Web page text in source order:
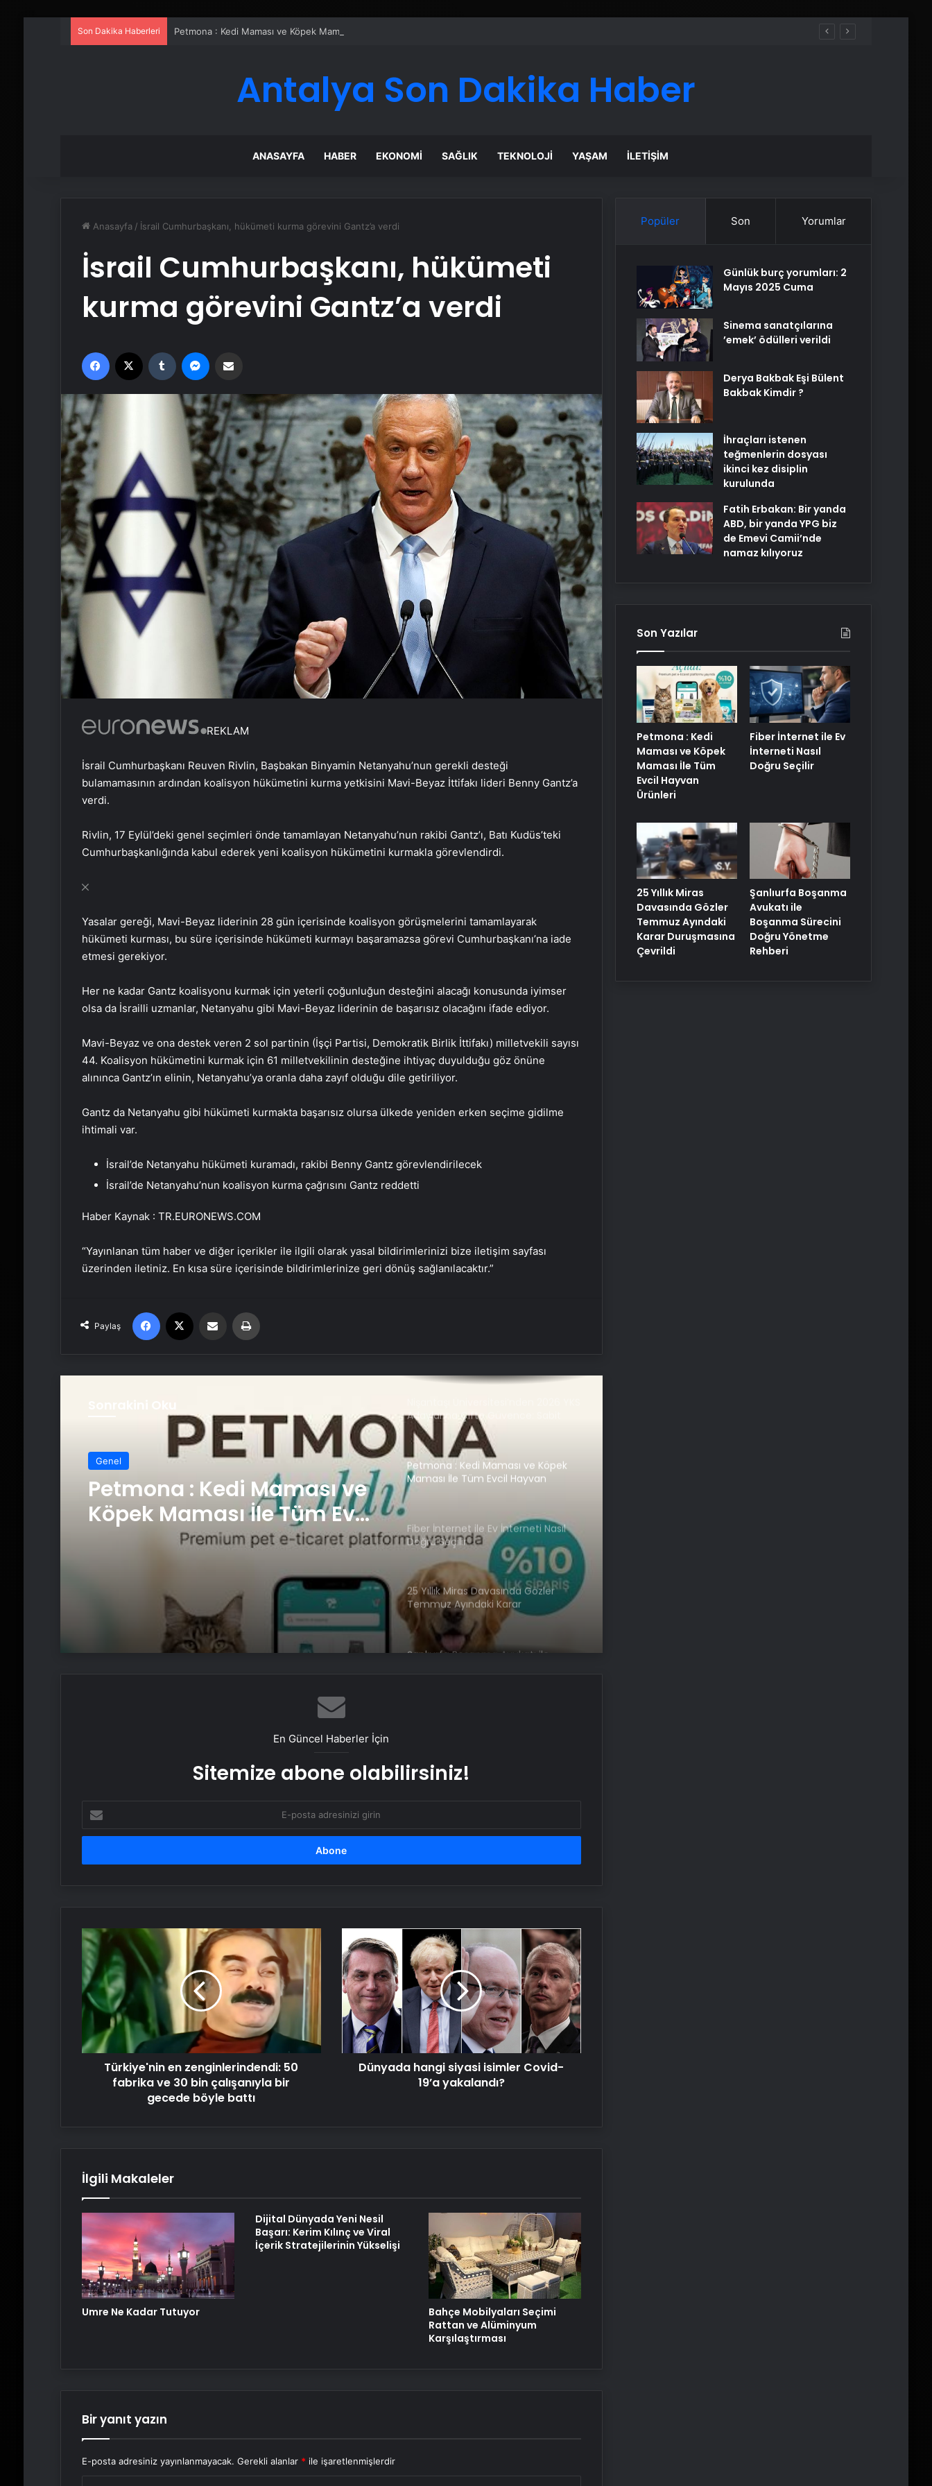
Son Dakika Haberleri Petmona : Kedi Maması ve Köpek Maması İle Tüm Evcil Hayvan Ürünleri
Antalya Son Dakika Haber
ANASAYFA HABER EKONOMI SAĞLIK TEKNOLOJI YAŞAM İLETIŞIM
Anasayfa / İsrail Cumhurbaşkanı, hükümeti kurma görevini Gantz’a verdi
İsrail Cumhurbaşkanı, hükümeti
kurma görevini Gantz’a verdi
Facebook Tumblr
REKLAM
İsrail Cumhurbaşkanı Reuven Rivlin, Başbakan Binyamin Netanyahu’nun gerekli desteği
bulamamasının ardından koalisyon hükümetini kurma yetkisini Mavi-Beyaz İttifakı lideri Benny Gantz’a
verdi.
Rivlin, 17 Eylül’deki genel seçimleri önde tamamlayan Netanyahu’nun rakibi Gantz’ı, Batı Kudüs’teki
Cumhurbaşkanlığında kabul ederek yeni koalisyon hükümetini kurmakla görevlendirdi.
Yasalar gereği, Mavi-Beyaz liderinin 28 gün içerisinde koalisyon görüşmelerini tamamlayarak
hükümeti kurması, bu süre içerisinde hükümeti kurmayı başaramazsa görevi Cumhurbaşkanı’na iade
etmesi gerekiyor.
Her ne kadar Gantz koalisyonu kurmak için yeterli çoğunluğun desteğini alacağı konusunda iyimser
olsa da İsrailli uzmanlar, Netanyahu gibi Mavi-Beyaz liderinin de başarısız olacağını ifade ediyor.
Mavi-Beyaz ve ona destek veren 2 sol partinin (İşçi Partisi, Demokratik Birlik İttifakı) milletvekili sayısı
44. Koalisyon hükümetini kurmak için 61 milletvekilinin desteğine ihtiyaç duyulduğu göz önüne
alınınca Gantz’ın elinin, Netanyahu’ya oranla daha zayıf olduğu dile getiriliyor.
Gantz da Netanyahu gibi hükümeti kurmakta başarısız olursa ülkede yeniden erken seçime gidilme
ihtimali var.
İsrail’de Netanyahu hükümeti kuramadı, rakibi Benny Gantz görevlendirilecek
İsrail’de Netanyahu’nun koalisyon kurma çağrısını Gantz reddetti
Haber Kaynak : TR.EURONEWS.COM
“Yayınlanan tüm haber ve diğer içerikler ile ilgili olarak yasal bildirimlerinizi bize iletişim sayfası
üzerinden iletiniz. En kısa süre içerisinde bildirimlerinize geri dönüş sağlanılacaktır.”
Paylaş
Facebook Email'den paylaş
Genel
Fiber İnternet ile Ev İnterneti
Nasıl Doğru Seçilir
İklimlendirmeli Güvenli Saklama
Ortopodoloji İle Diyabetik Ayak
Nasılnedir.com
UETDS Nedir ? Uetds.com İle Akıllı
Maması İle Tüm Evcil Hayvan
Ürünleri
Fiber İnternet ile Ev İnterneti Nasıl
Doğru Seçilir
25 Yıllık Miras Davasında Gözler
Temmuz Ayındaki Karar
Duruşmasına Çevrildi
Şanlıurfa Boşanma Avukatı ile
Boşanma Sürecini Doğru Yönetme
Rehberi
Eşya Depolama Rehberi
Zihnin Gizemli Sınırları ve Ötesi :
Tasarım Ajansı
Nişantaşı Üniversitesi’nden 2026 YKS
Adaylarına Çifte Güvence: Sabit
Ücret ve Kesintisiz Burs
Petmona : Kedi Maması ve Köpek
Maması İle Tüm Evcil Hayvan
Ürünleri
Fiber İnternet ile Ev İnterneti Nasıl
Şanlıurfa Boşanma Avukatı ile
Boşanma Sürecini Doğru Yönetme
Rehberi
En Güncel Haberler İçin
Sitemize abone olabilirsiniz!
posta
adresinizi
Türkiye'nin
en
zenginlerindendi:
50
fabrika
ve
bin
çalışanıyla
gecede
Türkiye'nin en zenginlerindendi: 50
fabrika ve 30 bin çalışanıyla bir
gecede böyle battı
hangi
siyasi
isimler
Covid-
19’a
yakalandı?
Dünyada hangi siyasi isimler Covid-
19’a yakalandı?
İlgili Makaleler
Umre Ne Kadar Tutuyor
Dijital Dünyada Yeni Nesil
Başarı: Kerim Kılınç ve Viral
İçerik Stratejilerinin Yükselişi
Bahçe Mobilyaları Seçimi
Rattan ve Alüminyum
Karşılaştırması
Bir yanıt yazın
E-posta adresiniz yayınlanmayacak. Gerekli alanlar * ile işaretlenmişlerdir
Popüler Son Yorumlar
Günlük burç yorumları: 2
Mayıs 2025 Cuma
Sinema sanatçılarına
’emek’ ödülleri verildi
Derya Bakbak Eşi Bülent
Bakbak Kimdir ?
İhraçları istenen
teğmenlerin dosyası
ikinci kez disiplin
kurulunda
Fatih Erbakan: Bir yanda
ABD, bir yanda YPG biz
de Emevi Camii’nde
namaz kılıyoruz
Son Yazılar
Petmona : Kedi
Maması ve Köpek
Maması İle Tüm
Evcil Hayvan
Ürünleri
Fiber İnternet ile Ev
İnterneti Nasıl
Doğru Seçilir
25 Yıllık Miras
Davasında Gözler
Temmuz Ayındaki
Karar Duruşmasına
Çevrildi
Şanlıurfa Boşanma
Avukatı ile
Boşanma Sürecini
Doğru Yönetme
Rehberi